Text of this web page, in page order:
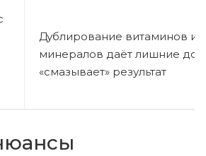
Дублирование витаминов и
минералов даёт лишние
«смазывает» результат